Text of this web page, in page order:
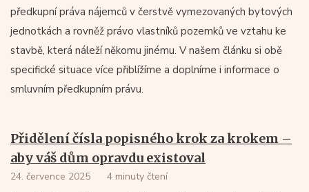
předkupní práva nájemců v čerstvě vymezovaných bytových
jednotkách a rovněž právo vlastníků pozemků ve vztahu ke
stavbě, která náleží někomu jinému. V našem článku si obě
specifické situace více přiblížíme a doplníme i informace o
smluvním předkupním právu.
Přidělení čísla popisného krok za krokem –
aby váš dům opravdu existoval
24. července 2025 4 minuty čtení